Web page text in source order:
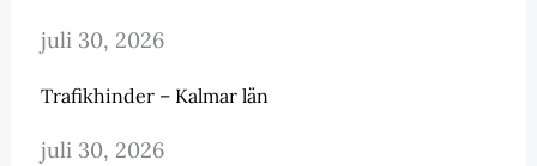
juli 30, 2026
Trafikhinder – Kalmar län
juli 30, 2026